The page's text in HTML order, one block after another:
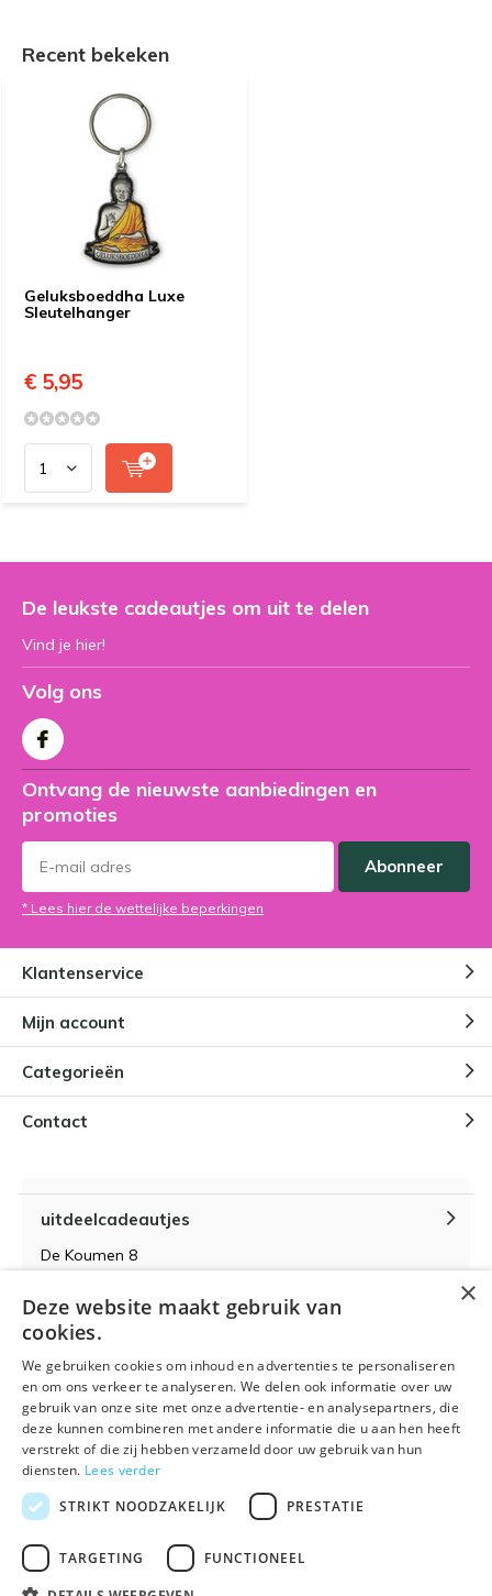
Recent bekeken
Geluksboeddha Luxe
Sleutelhanger
€ 5,95
De leukste cadeautjes om uit te delen
Vind je hier!
Volg ons
Ontvang de nieuwste aanbiedingen en
promoties
Abonneer
* Lees hier de wettelijke beperkingen
Klantenservice
Mijn account
Categorieën
Contact
uitdeelcadeautjes
De Koumen 8
KvK-nummer 14087571
BTW-nummer NL 815399145 B01
Algemene voorwaarden RSS-feed
×
Deze website maakt gebruik van
cookies.
We gebruiken cookies om inhoud en advertenties te personaliseren
en om ons verkeer te analyseren. We delen ook informatie over uw
gebruik van onze site met onze advertentie- en analysepartners, die
deze kunnen combineren met andere informatie die u aan hen heeft
verstrekt of die zij hebben verzameld door uw gebruik van hun
diensten. Lees verder
STRIKT NOODZAKELIJK
PRESTATIE
TARGETING FUNCTIONEEL